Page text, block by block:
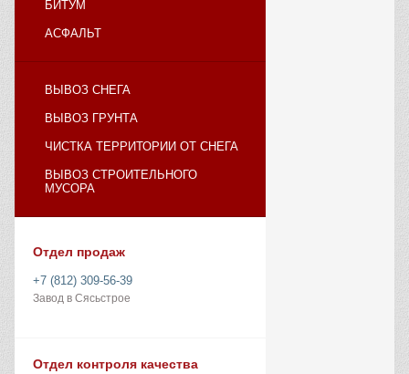
БИТУМ
АСФАЛЬТ
ВЫВОЗ СНЕГА
ВЫВОЗ ГРУНТА
ЧИСТКА ТЕРРИТОРИИ ОТ СНЕГА
ВЫВОЗ СТРОИТЕЛЬНОГО
МУСОРА
Отдел продаж
+7 (812) 309-56-39
Завод в Сясьстрое
Отдел контроля качества